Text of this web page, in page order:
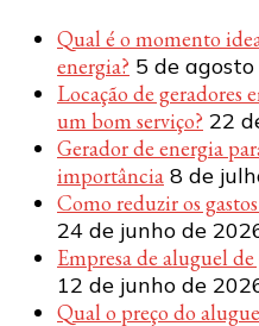
Qual é o momento
energia? 5 de
Locação de geradores
um bom serviço? 22
Gerador de energia
importância 8 de
Como reduzir os
24 de junho de
Empresa de aluguel
12 de junho de
Qual o preço do